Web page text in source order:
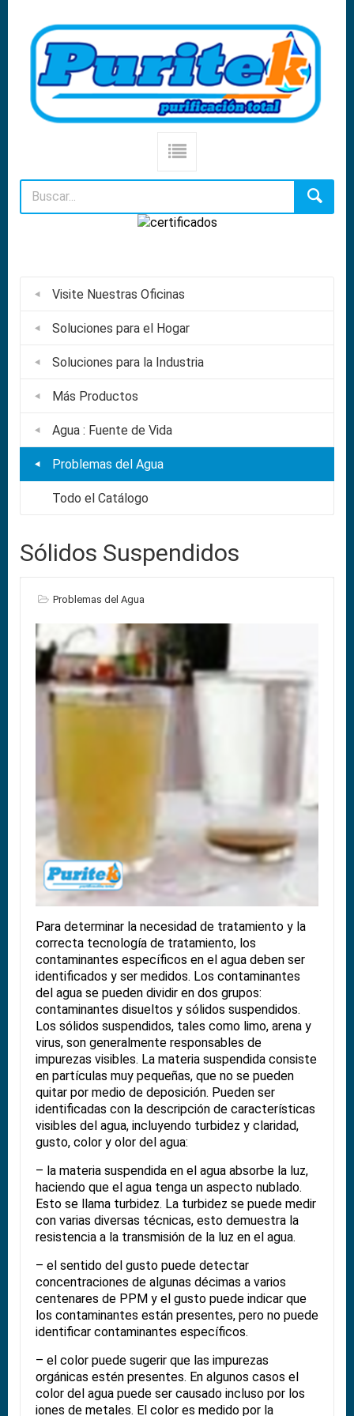
Visite Nuestras Oficinas
Soluciones para el Hogar
Soluciones para la Industria
Más Productos
Agua : Fuente de Vida
Problemas del Agua
Todo el Catálogo
Sólidos Suspendidos
Problemas del Agua
Para determinar la necesidad de tratamiento y la
correcta tecnología de tratamiento, los
contaminantes específicos en el agua deben ser
identificados y ser medidos. Los contaminantes
del agua se pueden dividir en dos grupos:
contaminantes disueltos y sólidos suspendidos.
Los sólidos suspendidos, tales como limo, arena y
virus, son generalmente responsables de
impurezas visibles. La materia suspendida consiste
en partículas muy pequeñas, que no se pueden
quitar por medio de deposición. Pueden ser
identificadas con la descripción de características
visibles del agua, incluyendo turbidez y claridad,
gusto, color y olor del agua:
– la materia suspendida en el agua absorbe la luz,
haciendo que el agua tenga un aspecto nublado.
Esto se llama turbidez. La turbidez se puede medir
con varias diversas técnicas, esto demuestra la
resistencia a la transmisión de la luz en el agua.
– el sentido del gusto puede detectar
concentraciones de algunas décimas a varios
centenares de PPM y el gusto puede indicar que
los contaminantes están presentes, pero no puede
identificar contaminantes específicos.
– el color puede sugerir que las impurezas
orgánicas estén presentes. En algunos casos el
color del agua puede ser causado incluso por los
iones de metales. El color es medido por la